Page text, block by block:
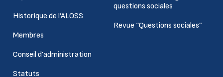
Historique de l’ALOSS
Membres
Conseil d’administration
Statuts
questions sociales
Revue “Questions sociales”